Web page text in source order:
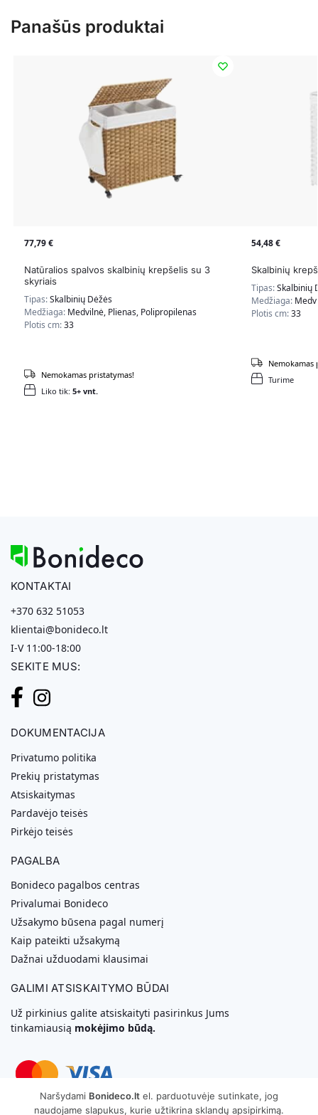
Panašūs produktai
77,79€
Natūralios spalvos skalbinių krepšelis su 3
skyriais
Tipas:Skalbinių Dėžės
Medžiaga: Medvilnė, Plienas, Polipropilenas
Plotis cm:33
Liko tik: 5+ vnt.
Nemokamas pristatymas!
54,48€
Skalbinių
Tipas:Skalbinių
Medžiaga:
Plotis cm:33
Turime
Nemokamas
KONTAKTAI
+370 632 51053
klientai@bonideco.lt
I-V 11:00-18:00
SEKITE MUS:
DOKUMENTACIJA
Privatumo politika
Prekių pristatymas
Atsiskaitymas
Pardavėjo teisės
Pirkėjo teisės
PAGALBA
Bonideco pagalbos centras
Privalumai Bonideco
Užsakymo būsena pagal numerį
Kaip pateikti užsakymą
Dažnai užduodami klausimai
GALIMI ATSISKAITYMO BŪDAI
Už pirkinius galite atsiskaityti pasirinkus Jums
tinkamiausią mokėjimo būdą.
Naršydami Bonideco.lt el. parduotuvėje sutinkate, jog
naudojame slapukus, kurie užtikrina sklandų apsipirkimą.